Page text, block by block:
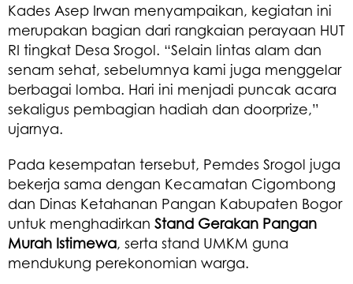
Kades Asep Irwan menyampaikan, kegiatan ini
merupakan bagian dari rangkaian perayaan HUT
RI tingkat Desa Srogol. “Selain lintas alam dan
senam sehat, sebelumnya kami juga menggelar
berbagai lomba. Hari ini menjadi puncak acara
sekaligus pembagian hadiah dan doorprize,”
ujarnya.
Pada kesempatan tersebut, Pemdes Srogol juga
bekerja sama dengan Kecamatan Cigombong
dan Dinas Ketahanan Pangan Kabupaten Bogor
untuk menghadirkan Stand Gerakan Pangan
Murah Istimewa, serta stand UMKM guna
mendukung perekonomian warga.